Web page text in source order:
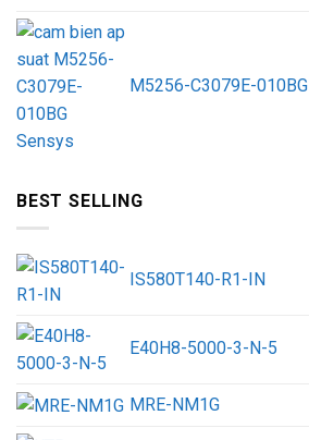
M5256-C3079E-010BG
BEST SELLING
IS580T140-R1-IN
E40H8-5000-3-N-5
MRE-NM1G